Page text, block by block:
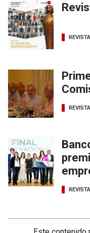
REVISTA
REVISTA
REVISTA